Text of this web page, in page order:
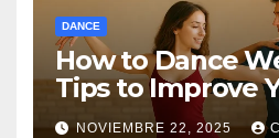
DANCE
How to Dance
Tips to Improve
Dancing Skills
NOVIEMBRE 22, 2025